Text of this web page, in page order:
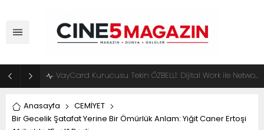
VayCard Kurucusu Tekin ÖZBELLİ: Dijital Work ile Network Marketingde Yeni Dönem Başlıyor
Anasayfa
CEMİYET
Bir Gecelik Şatafat Yerine Bir Ömürlük Anlam: Yiğit Caner Ertoşi